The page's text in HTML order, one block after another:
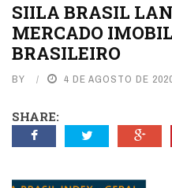
SIILA BRASIL
MERCADO
BRASILEIRO
BY 4 DE AGOSTO DE
SHARE: